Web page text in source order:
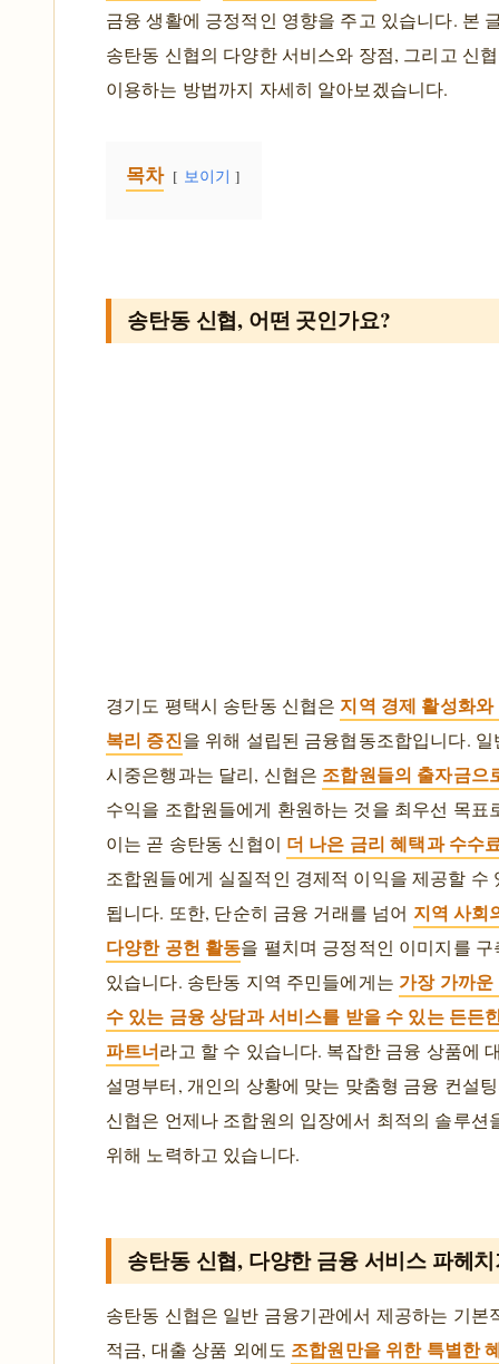
금융 생활에 긍정적인 영향을 주고 있습니다. 본
송탄동 신협의 다양한 서비스와 장점, 그리고 신
이용하는 방법까지 자세히 알아보겠습니다.
목차 보이기
송탄동 신협, 어떤 곳인가요?
경기도 평택시 송탄동 신협은 지역 경제 활성화
복리 증진을 위해 설립된 금융협동조합입니다. 일
시중은행과는 달리, 신협은 조합원들의 출자금으
수익을 조합원들에게 환원하는 것을 최우선 목표
이는 곧 송탄동 신협이 더 나은 금리 혜택과 수수
조합원들에게 실질적인 경제적 이익을 제공할 수
됩니다. 또한, 단순히 금융 거래를 넘어 지역 사회
다양한 공헌 활동을 펼치며 긍정적인 이미지를 구
있습니다. 송탄동 지역 주민들에게는 가장 가까
수 있는 금융 상담과 서비스를 받을 수 있는 든든
파트너라고 할 수 있습니다. 복잡한 금융 상품에
설명부터, 개인의 상황에 맞는 맞춤형 금융 컨설
신협은 언제나 조합원의 입장에서 최적의 솔루션
위해 노력하고 있습니다.
송탄동 신협, 다양한 금융 서비스 파헤
송탄동 신협은 일반 금융기관에서 제공하는 기본
적금, 대출 상품 외에도 조합원만을 위한 특별한